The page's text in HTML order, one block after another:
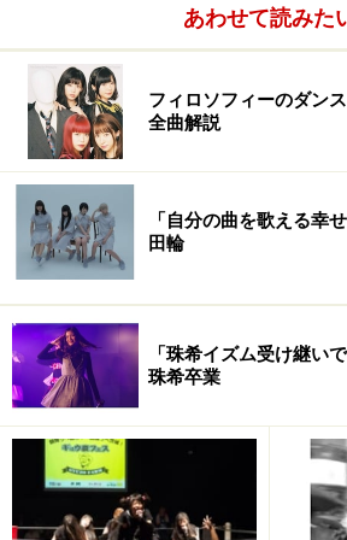
～4月に発売されるシングル曲の選
しSKE48は江籠裕奈・神門沙樹・磯
田夢莉・須藤凜々花・日下このみが
らに若手ユニット「難波鉄砲隊」を
ターにドラフト生・須藤凜々花を送
「AKB48は見るけどNMB48を見ない
一定数いましたが、そういう人に
「ドラマ性が弱い」という話だった
でいえば「AKB48を超えるぞ！」
り、HKT48でいえばたまたまとは
タイミングで指原莉乃がやってきた
の中に内包したストーリー性が弱い
はたしかにわからないでもない。
あわせて読みた
フィロソフィーのダン
全曲解説
「自分の曲を歌える
田輪
「珠希イズム受け継い
珠希卒業